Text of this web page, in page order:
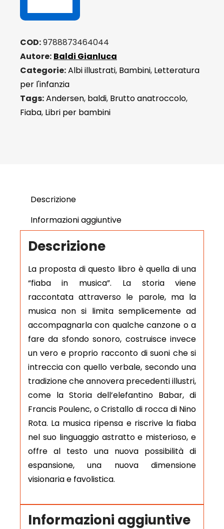
COD:9788873464044
Autore: Baldi Gianluca
Categorie:Albi illustrati, Bambini, Letteratura
per l'infanzia
Tags:Andersen, baldi, Brutto anatroccolo,
Fiaba, Libri per bambini
Descrizione
Informazioni aggiuntive
Descrizione
La proposta di questo libro è quella di una
“fiaba in musica”. La storia viene
raccontata attraverso le parole, ma la
musica non si limita semplicemente ad
accompagnarla con qualche canzone o a
fare da sfondo sonoro, costruisce invece
un vero e proprio racconto di suoni che si
intreccia con quello verbale, secondo una
tradizione che annovera precedenti illustri,
come la Storia dell’elefantino Babar, di
Francis Poulenc, o Cristallo di rocca di Nino
Rota. La musica ripensa e riscrive la fiaba
nel suo linguaggio astratto e misterioso, e
offre al testo una nuova possibilità di
espansione, una nuova dimensione
visionaria e favolistica.
Informazioni aggiuntive